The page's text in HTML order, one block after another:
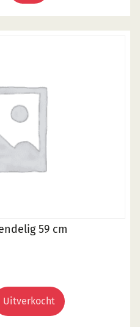
59 cm
Uitverkocht